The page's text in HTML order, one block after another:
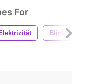
For
Elektrizität Blinken